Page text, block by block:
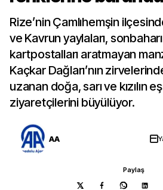
Rize’nin Çamlıhemşin
ve Kavrun yaylaları,
kartpostalları aratmayan
Kaçkar Dağları’nın
uzanan doğa, sarı ve kızılın
ziyaretçilerini büyülüyor.
AA
Paylaş